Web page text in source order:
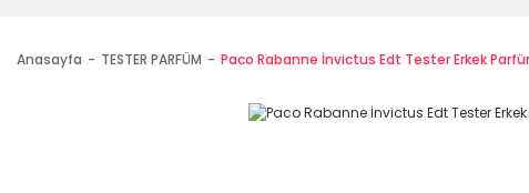
Anasayfa TESTER PARFÜM Paco Rabanne İnvictus Edt Tester Erkek